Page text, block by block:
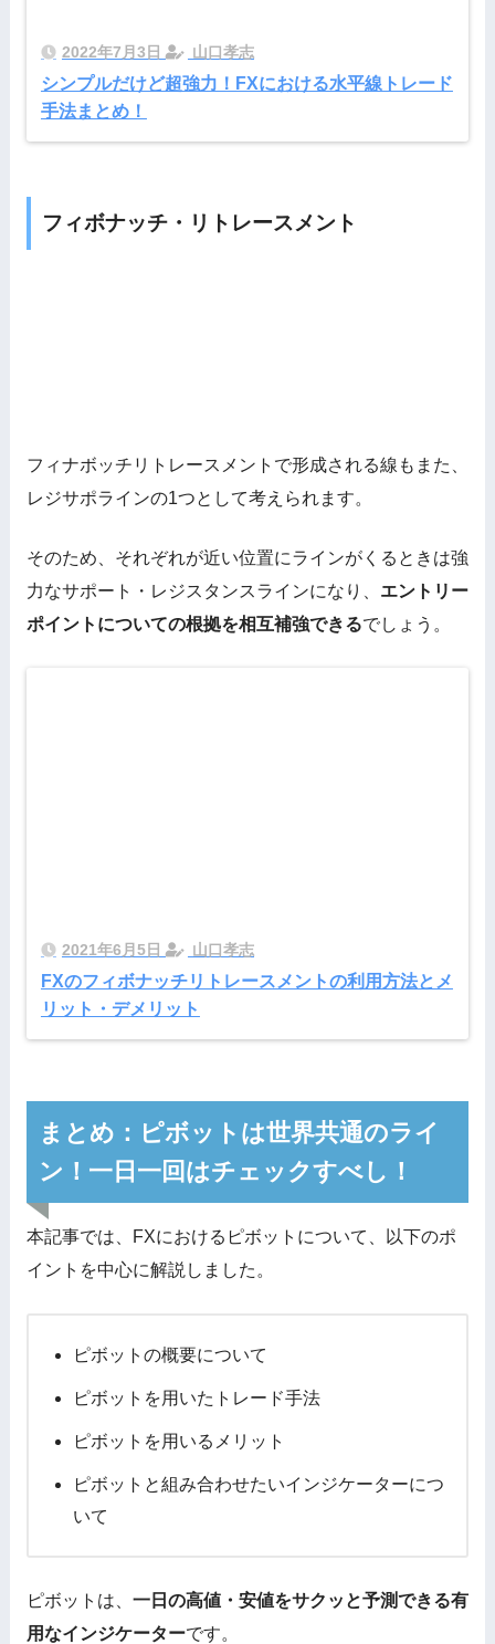
2022年7月3日 山口孝志
シンプルだけど超強力！FXにおける水平線トレード
手法まとめ！
フィボナッチ・リトレースメント
フィナボッチリトレースメントで形成される線もまた、
レジサポラインの1つとして考えられます。
そのため、それぞれが近い位置にラインがくるときは強
力なサポート・レジスタンスラインになり、 エントリー
ポイントについての根拠を相互補強できるでしょう。
2021年6月5日 山口孝志
FXのフィボナッチリトレースメントの利用方法とメ
リット・デメリット
まとめ：ピボットは世界共通のライ
ン！一日一回はチェックすべし！
本記事では、FXにおけるピボットについて、以下のポ
イントを中心に解説しました。
ピボットの概要について
ピボットを用いたトレード手法
ピボットを用いるメリット
ピボットと組み合わせたいインジケーターにつ
いて
ピボットは、 一日の高値・安値をサクッと予測できる有
用なインジケーターです。